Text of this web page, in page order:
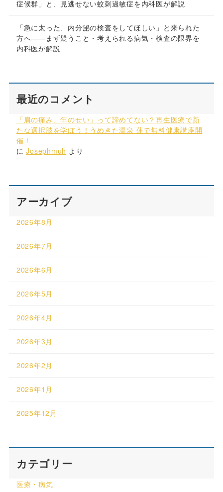
症候群」と、見逃せない蚊刺過敏症を内科医が解説
「急に太った、内分泌の検査をしてほしい」と来られた
方へ——まず疑うこと・考えられる病気・検査の限界を
内科医が解説
最近のコメント
「肩の痛み、年のせい」って諦めてない？再生医療で新
たな選択肢を学ぼう！うめきた温泉 蓮で無料健康講座開
催！
にJosephmuh より
アーカイブ
2026年8月
2026年7月
2026年6月
2026年5月
2026年4月
2026年3月
2026年2月
2026年1月
2025年12月
カテゴリー
医療・病気